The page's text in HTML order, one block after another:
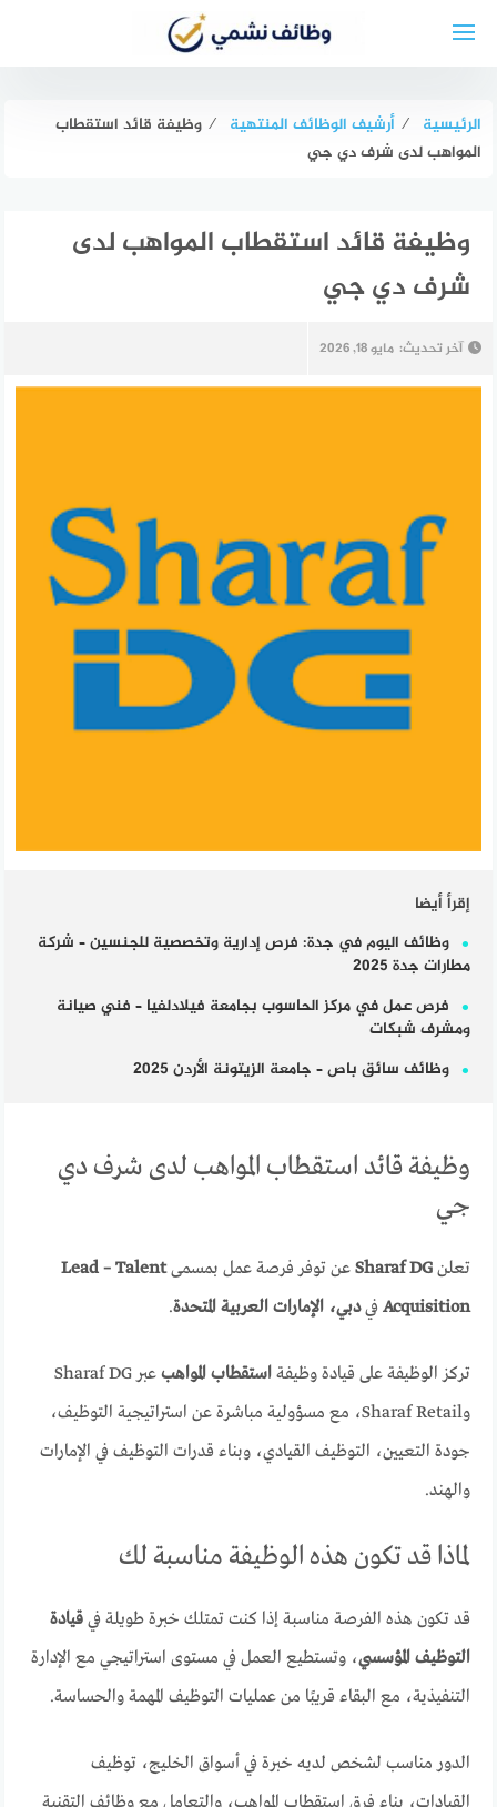
الرئيسية ⁄ أرشيف الوظائف المنتهية ⁄ وظيفة قائد استقطاب
المواهب لدى شرف دي جي
وظيفة قائد استقطاب المواهب لدى
شرف دي جي
آخر تحديث: مايو 18, 2026
إقرأ أيضا
وظائف اليوم في جدة: فرص إدارية وتخصصية للجنسين – شركة
مطارات جدة 2025
فرص عمل في مركز الحاسوب بجامعة فيلادلفيا – فني صيانة
ومشرف شبكات
وظائف سائق باص – جامعة الزيتونة الأردن 2025
وظيفة قائد استقطاب المواهب لدى شرف دي
جي
تعلنSharaf DG عن توفر فرصة عمل بمسمىLead – Talent
Acquisition فيدبي، الإمارات العربية المتحدة.
تركز الوظيفة على قيادة وظيفةاستقطاب المواهب
عبر Sharaf DG
وSharaf Retail، مع مسؤولية مباشرة عن استراتيجية التوظيف،
جودة التعيين، التوظيف القيادي، وبناء قدرات التوظيف في الإمارات
والهند.
لماذا قد تكون هذه الوظيفة مناسبة لك
قد تكون هذه الفرصة مناسبة إذا كنت تمتلك خبرة طويلة فيقيادة
التوظيف المؤسسي، وتستطيع العمل في مستوى استراتيجي مع الإدارة
التنفيذية، مع البقاء قريبًا من عمليات التوظيف المهمة والحساسة.
الدور مناسب لشخص لديه خبرة في أسواق الخليج، توظيف